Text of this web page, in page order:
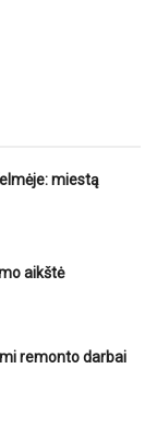
miestą
aikštė
remonto darbai